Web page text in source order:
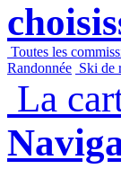
Toutes les
Randonnée Ski de
La